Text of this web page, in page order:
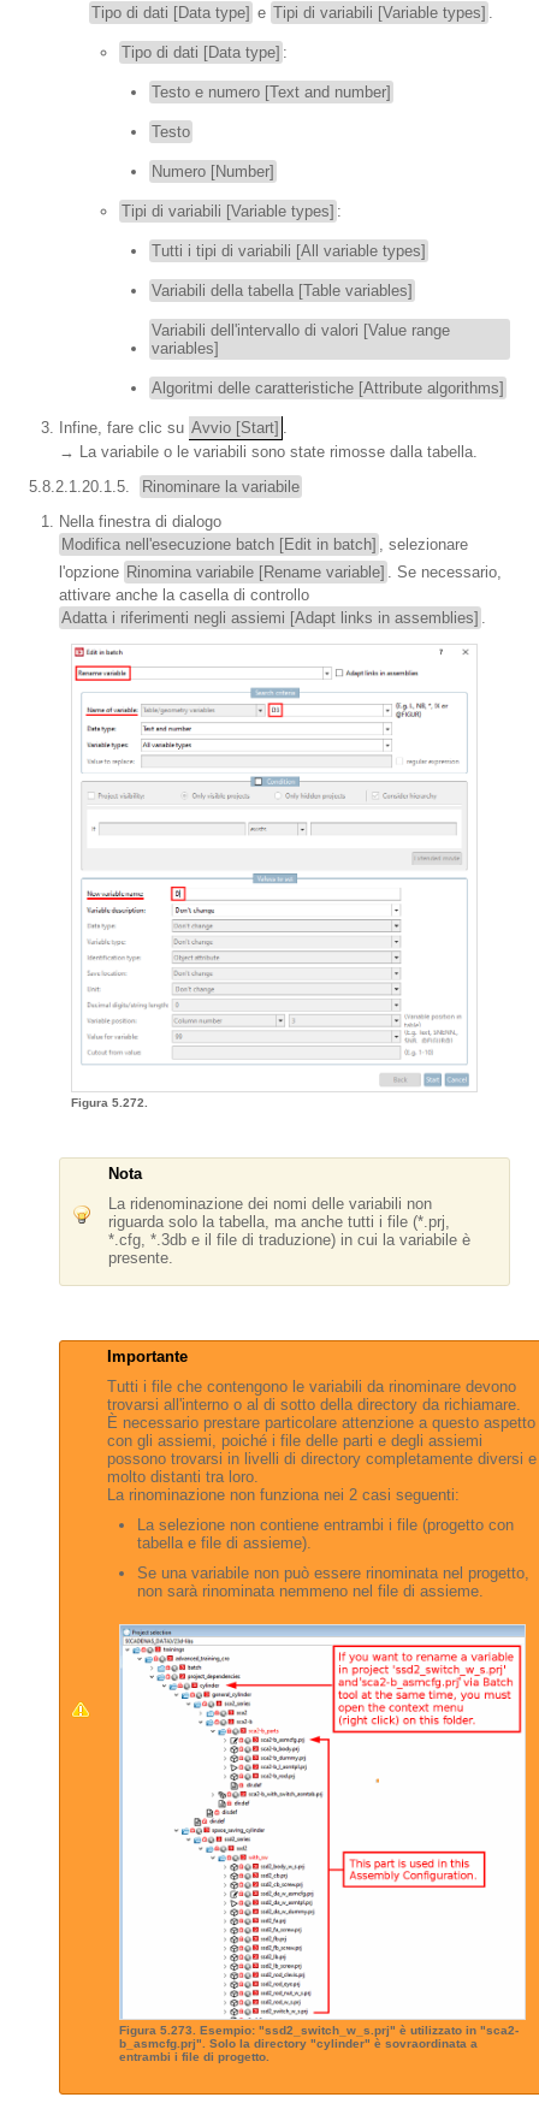
Tipo di dati [Data type] e Tipi di variabili [Variable types]
Tipo di dati [Data type] :
Testo e numero [Text and number]
Testo
Numero [Number]
Tipi di variabili [Variable types] :
Tutti i tipi di variabili [All variable types]
Variabili della tabella [Table variables]
Variabili dell'intervallo di valori [Value range
variables]
Algoritmi delle caratteristiche [Attribute algorithms]
Infine, fare clic su Avvio [Start]
→ La variabile o le variabili sono state rimosse dalla tabella.
5.8.2.1.20.1.5.
Rinominare la variabile
Nella finestra di dialogo
Modifica nell'esecuzione batch [Edit in batch]
, selezionare
l'opzione Rinomina variabile [Rename variable]
. Se necessario,
attivare anche la casella di controllo
Adatta i riferimenti negli assiemi [Adapt links in assemblies]
Figura 5.272.
Nota
La ridenominazione dei nomi delle variabili non
riguarda solo la tabella, ma anche tutti i file (*.prj,
*.cfg, *.3db e il file di traduzione) in cui la variabile è
presente.
Importante
Tutti i file che contengono le variabili da rinominare devono
trovarsi all'interno o al di sotto della directory da richiamare.
È necessario prestare particolare attenzione a questo aspetto
con gli assiemi, poiché i file delle parti e degli assiemi
possono trovarsi in livelli di directory completamente diversi e
molto distanti tra loro.
La rinominazione non funziona nei 2 casi seguenti:
La selezione non contiene entrambi i file (progetto con
tabella e file di assieme).
Se una variabile non può essere rinominata nel progetto,
non sarà rinominata nemmeno nel file di assieme.
Figura 5.273. Esempio: "ssd2_switch_w_s.prj" è utilizzato in "sca2-
b_asmcfg.prj". Solo la directory "cylinder" è sovraordinata a
entrambi i file di progetto.